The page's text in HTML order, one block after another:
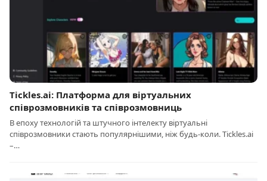
Tickles.ai: Платформа для віртуальних
співрозмовників та співрозмовниць
В епоху технологій та штучного інтелекту віртуальні
співрозмовники стають популярнішими, ніж будь-коли. Tickles.ai
–…